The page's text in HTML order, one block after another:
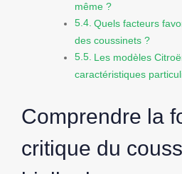
même ?
Quels facteurs
des coussinets ?
Les modèles
caractéristiques
Comprendre la
critique du